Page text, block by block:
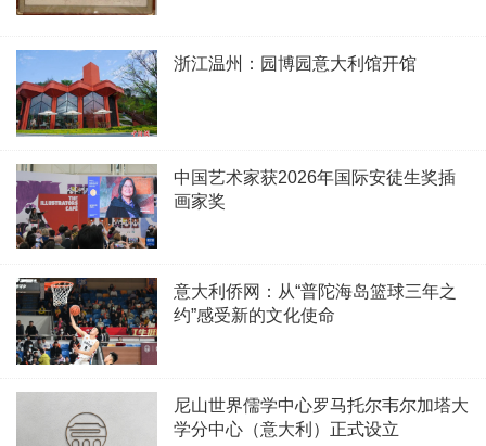
浙江温州：园博园意大利馆开馆
中国艺术家获2026年国际安徒生奖插
画家奖
意大利侨网：从“普陀海岛篮球三年之
约”感受新的文化使命
尼山世界儒学中心罗马托尔韦尔加塔大
学分中心（意大利）正式设立